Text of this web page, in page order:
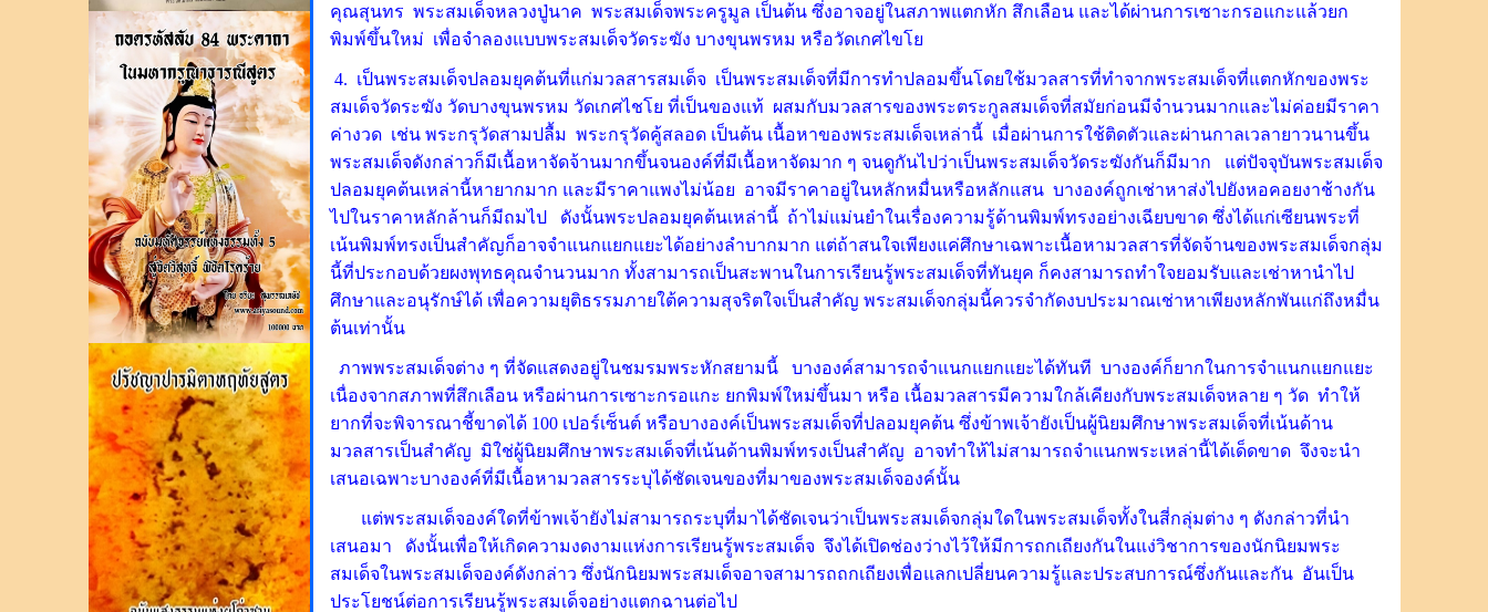
คุณสุนทร พระสมเด็จหลวงปู่นาค พระสมเด็จพระครูมูล เป็นต้น ซึ่งอาจอยู่ในสภาพแตกหัก สึกเลือน และได้ผ่านการเซาะกรอแกะแล้วยก
พิมพ์ขึ้นใหม่ เพื่อจำลองแบบพระสมเด็จวัดระฆัง บางขุนพรหม หรือวัดเกศไขโย
4. เป็นพระสมเด็จปลอมยุคต้นที่แก่มวลสารสมเด็จ เป็นพระสมเด็จที่มีการทำปลอมขึ้นโดยใช้มวลสารที่ทำจากพระสมเด็จที่แตกหักของพระ
สมเด็จวัดระฆัง วัดบางขุนพรหม วัดเกศไชโย ที่เป็นของแท้ ผสมกับมวลสารของพระตระกูลสมเด็จที่สมัยก่อนมีจำนวนมากและไม่ค่อยมีราคา
ค่างวด เช่น พระกรุวัดสามปลื้ม พระกรุวัดคู้สลอด เป็นต้น เนื้อหาของพระสมเด็จเหล่านี้ เมื่อผ่านการใช้ติดตัวและผ่านกาลเวลายาวนานขึ้น
พระสมเด็จดังกล่าวก็มีเนื้อหาจัดจ้านมากขึ้นจนองค์ที่มีเนื้อหาจัดมาก ๆ จนดูกันไปว่าเป็นพระสมเด็จวัดระฆังกันก็มีมาก แต่ปัจจุบันพระสมเด็จ
ปลอมยุคต้นเหล่านี้หายากมาก และมีราคาแพงไม่น้อย อาจมีราคาอยู่ในหลักหมื่นหรือหลักแสน บางองค์ถูกเช่าหาส่งไปยังหอคอยงาช้างกัน
ไปในราคาหลักล้านก็มีถมไป ดังนั้นพระปลอมยุคต้นเหล่านี้ ถ้าไม่แม่นยำในเรื่องความรู้ด้านพิมพ์ทรงอย่างเฉียบขาด ซึ่งได้แก่เซียนพระที่
เน้นพิมพ์ทรงเป็นสำคัญก็อาจจำแนกแยกแยะได้อย่างลำบากมาก แต่ถ้าสนใจเพียงแค่ศึกษาเฉพาะเนื้อหามวลสารที่จัดจ้านของพระสมเด็จกลุ่ม
นี้ที่ประกอบด้วยผงพุทธคุณจำนวนมาก ทั้งสามารถเป็นสะพานในการเรียนรู้พระสมเด็จที่ทันยุค ก็คงสามารถทำใจยอมรับและเช่าหานำไป
ศึกษาและอนุรักษ์ได้ เพื่อความยุติธรรมภายใต้ความสุจริตใจเป็นสำคัญ พระสมเด็จกลุ่มนี้ควรจำกัดงบประมาณเช่าหาเพียงหลักพันแก่ถึงหมื่น
ต้นเท่านั้น
ภาพพระสมเด็จต่าง ๆ ที่จัดแสดงอยู่ในชมรมพระหักสยามนี้ บางองค์สามารถจำแนกแยกแยะได้ทันที บางองค์ก็ยากในการจำแนกแยกแยะ
เนื่องจากสภาพที่สึกเลือน หรือผ่านการเซาะกรอแกะ ยกพิมพ์ใหม่ขึ้นมา หรือ เนื้อมวลสารมีความใกล้เคียงกับพระสมเด็จหลาย ๆ วัด ทำให้
ยากที่จะพิจารณาชี้ขาดได้ 100 เปอร์เซ็นต์ หรือบางองค์เป็นพระสมเด็จที่ปลอมยุคต้น ซึ่งข้าพเจ้ายังเป็นผู้นิยมศึกษาพระสมเด็จที่เน้นด้าน
มวลสารเป็นสำคัญ มิใช่ผู้นิยมศึกษาพระสมเด็จที่เน้นด้านพิมพ์ทรงเป็นสำคัญ อาจทำให้ไม่สามารถจำแนกพระเหล่านี้ได้เด็ดขาด จึงจะนำ
เสนอเฉพาะบางองค์ที่มีเนื้อหามวลสารระบุได้ชัดเจนของที่มาของพระสมเด็จองค์นั้น
แต่พระสมเด็จองค์ใดที่ข้าพเจ้ายังไม่สามารถระบุที่มาได้ชัดเจนว่าเป็นพระสมเด็จกลุ่มใดในพระสมเด็จทั้งในสี่กลุ่มต่าง ๆ ดังกล่าวที่นำ
เสนอมา ดังนั้นเพื่อให้เกิดความงดงามแห่งการเรียนรู้พระสมเด็จ จึงได้เปิดช่องว่างไว้ให้มีการถกเถียงกันในแง่วิชาการของนักนิยมพระ
สมเด็จในพระสมเด็จองค์ดังกล่าว ซึ่งนักนิยมพระสมเด็จอาจสามารถถกเถียงเพื่อแลกเปลี่ยนความรู้และประสบการณ์ซึ่งกันและกัน อันเป็น
ประโยชน์ต่อการเรียนรู้พระสมเด็จอย่างแตกฉานต่อไป